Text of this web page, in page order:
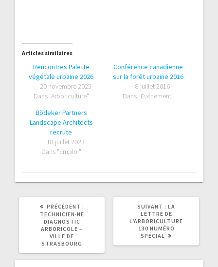
Articles similaires
Rencontres Palette
végétale urbaine 2026
20 novembre 2025
Dans "Arboriculture"
Conférence canadienne
sur la forêt urbaine 2016
8 juillet 2016
Dans "Événement"
Bödeker Partners
Landscape Architects
recrute
18 juillet 2023
Dans "Emploi"
PRÉCÉDENT :
PRÉCÉDENT
TECHNICIEN·NE
DIAGNOSTIC
ARBORICOLE –
VILLE DE
STRASBOURG
SUIVANT : ARTICLE
SUIVANT
:
LA
LETTRE DE
L’ARBORICULTURE
130 NUMÉRO
SPÉCIAL